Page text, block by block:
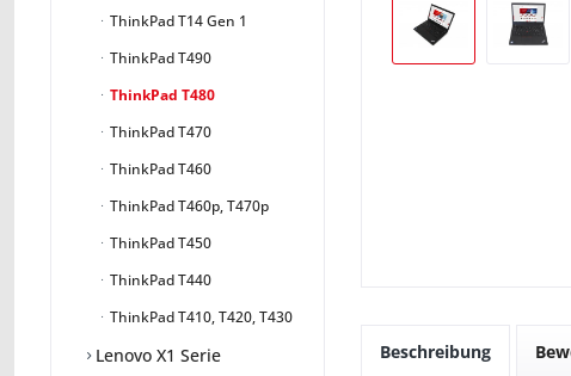
ThinkPad T14 Gen 1
ThinkPad T490
ThinkPad T480
ThinkPad T470
ThinkPad T460
ThinkPad T460p, T470p
ThinkPad T450
ThinkPad T440
ThinkPad T410, T420, T430
Lenovo X1 Serie
Beschreibung